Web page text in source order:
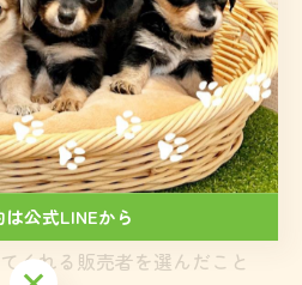
るかどうかも大切な判断基準
けサポート、健康保証の有
較検討しましょう。価格だけ
サポート体制や販売者の実績
ないポイントです。
ーダーを見学し、説明が丁寧
くれる販売者を選んだこと
公式LINEから
は公式LINEから